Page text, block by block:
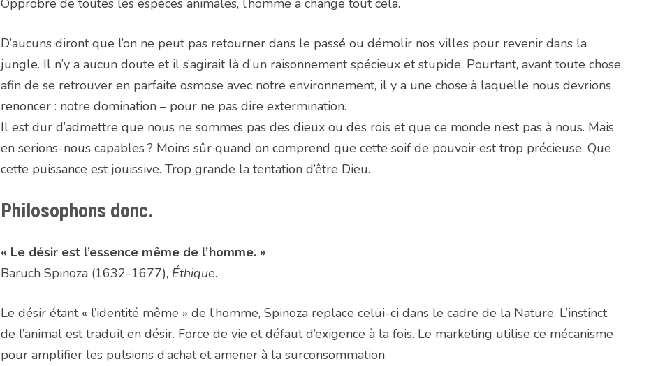
Opprobre de toutes les espèces animales, l’homme a changé tout cela.
D’aucuns diront que l’on ne peut pas retourner dans le passé ou démolir nos villes pour revenir dans la
jungle. Il n’y a aucun doute et il s’agirait là d’un raisonnement spécieux et stupide. Pourtant, avant toute chose,
afin de se retrouver en parfaite osmose avec notre environnement, il y a une chose à laquelle nous devrions
renoncer : notre domination – pour ne pas dire extermination.
Il est dur d’admettre que nous ne sommes pas des dieux ou des rois et que ce monde n’est pas à nous. Mais
en serions-nous capables ? Moins sûr quand on comprend que cette soif de pouvoir est trop précieuse. Que
cette puissance est jouissive. Trop grande la tentation d’être Dieu.
Philosophons donc.
« Le désir est l’essence même de l’homme. »
Baruch Spinoza (1632-1677), Éthique.
Le désir étant « l’identité même » de l’homme, Spinoza replace celui-ci dans le cadre de la Nature. L’instinct
de l’animal est traduit en désir. Force de vie et défaut d’exigence à la fois. Le marketing utilise ce mécanisme
pour amplifier les pulsions d’achat et amener à la surconsommation.